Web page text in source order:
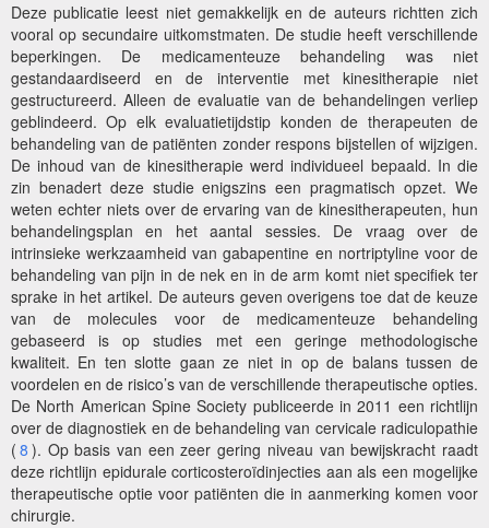
Deze publicatie leest niet gemakkelijk en de auteurs richtten zich
vooral op secundaire uitkomstmaten. De studie heeft verschillende
beperkingen. De medicamenteuze behandeling was niet
gestandaardiseerd en de interventie met kinesitherapie niet
gestructureerd. Alleen de evaluatie van de behandelingen verliep
geblindeerd. Op elk evaluatietijdstip konden de therapeuten de
behandeling van de patiënten zonder respons bijstellen of wijzigen.
De inhoud van de kinesitherapie werd individueel bepaald. In die
zin benadert deze studie enigszins een pragmatisch opzet. We
weten echter niets over de ervaring van de kinesitherapeuten, hun
behandelingsplan en het aantal sessies. De vraag over de
intrinsieke werkzaamheid van gabapentine en nortriptyline voor de
behandeling van pijn in de nek en in de arm komt niet specifiek ter
sprake in het artikel. De auteurs geven overigens toe dat de keuze
van de molecules voor de medicamenteuze behandeling
gebaseerd is op studies met een geringe methodologische
kwaliteit. En ten slotte gaan ze niet in op de balans tussen de
voordelen en de risico’s van de verschillende therapeutische opties.
De North American Spine Society publiceerde in 2011 een richtlijn
over de diagnostiek en de behandeling van cervicale radiculopathie
( 8 ). Op basis van een zeer gering niveau van bewijskracht raadt
deze richtlijn epidurale corticosteroïdinjecties aan als een mogelijke
therapeutische optie voor patiënten die in aanmerking komen voor
chirurgie.